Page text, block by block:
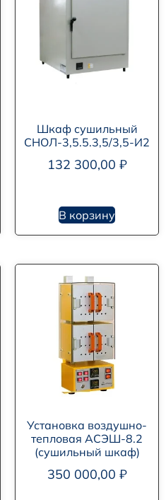
Шкаф сушильный
СНОЛ-3,5.5.3,5/3,5-И2
132 300,00 ₽
В корзину
Установка воздушно-
тепловая АСЭШ-8.2
(сушильный шкаф)
350 000,00 ₽